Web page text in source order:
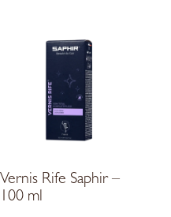
Vernis Rife Saphir –
100 ml